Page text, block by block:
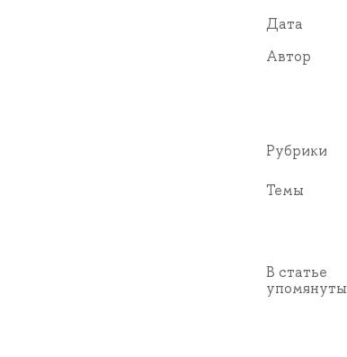
Дата
Автор
Рубрики
Темы
В статье
упомянуты